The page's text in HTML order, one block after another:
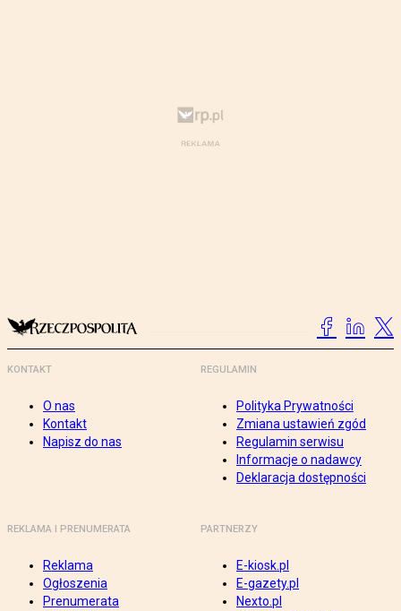
KONTAKT
O nas
Kontakt
Napisz do nas
REGULAMIN
Polityka Prywatności
Zmiana ustawień zgód
Regulamin serwisu
Informacje o nadawcy
Deklaracja dostępności
REKLAMA I PRENUMERATA
Reklama
Ogłoszenia
Prenumerata
PARTNERZY
E-kiosk.pl
E-gazety.pl
Nexto.pl